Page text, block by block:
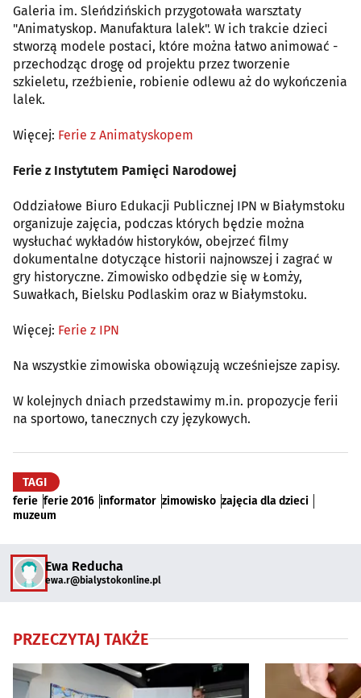
Galeria im. Sleńdzińskich przygotowała warsztaty
"Animatyskop. Manufaktura lalek". W ich trakcie dzieci
stworzą modele postaci, które można łatwo animować -
przechodząc drogę od projektu przez tworzenie
szkieletu, rzeźbienie, robienie odlewu aż do wykończenia
lalek.
Więcej: Ferie z Animatyskopem
Ferie z Instytutem Pamięci Narodowej
Oddziałowe Biuro Edukacji Publicznej IPN w Białymstoku
organizuje zajęcia, podczas których będzie można
wysłuchać wykładów historyków, obejrzeć filmy
dokumentalne dotyczące historii najnowszej i zagrać w
gry historyczne. Zimowisko odbędzie się w Łomży,
Suwałkach, Bielsku Podlaskim oraz w Białymstoku.
Więcej: Ferie z IPN
Na wszystkie zimowiska obowiązują wcześniejsze zapisy.
W kolejnych dniach przedstawimy m.in. propozycje ferii
na sportowo, tanecznych czy językowych.
TAGI
ferie ferie 2016 informator zimowisko zajęcia dla dzieci
muzeum
Ewa Reducha
ewa.r@bialystokonline.pl
PRZECZYTAJ TAKŻE